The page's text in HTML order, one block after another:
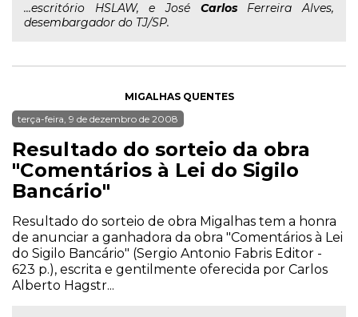
...escritório HSLAW, e José CarlosFerreira Alves,
desembargador do TJ/SP.
MIGALHAS QUENTES
terça-feira, 9 de dezembro de 2008
Resultado do sorteio da obra
"Comentários à Lei do Sigilo
Bancário"
Resultado do sorteio de obra Migalhas tem a honra
de anunciar a ganhadora da obra "Comentários à Lei
do Sigilo Bancário" (Sergio Antonio Fabris Editor -
623 p.), escrita e gentilmente oferecida por Carlos
Alberto Hagstr...